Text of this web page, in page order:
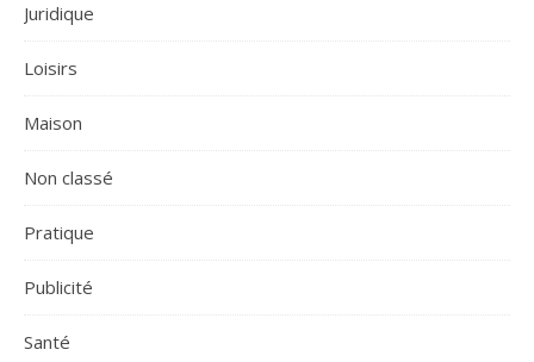
Juridique
Loisirs
Maison
Non classé
Pratique
Publicité
Santé